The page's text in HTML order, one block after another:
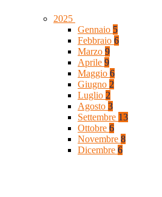
2025
Gennaio 5
Febbraio 6
Marzo 9
Aprile 9
Maggio 6
Giugno 2
Luglio 2
Agosto 3
Settembre 13
Ottobre 6
Novembre 8
Dicembre 6